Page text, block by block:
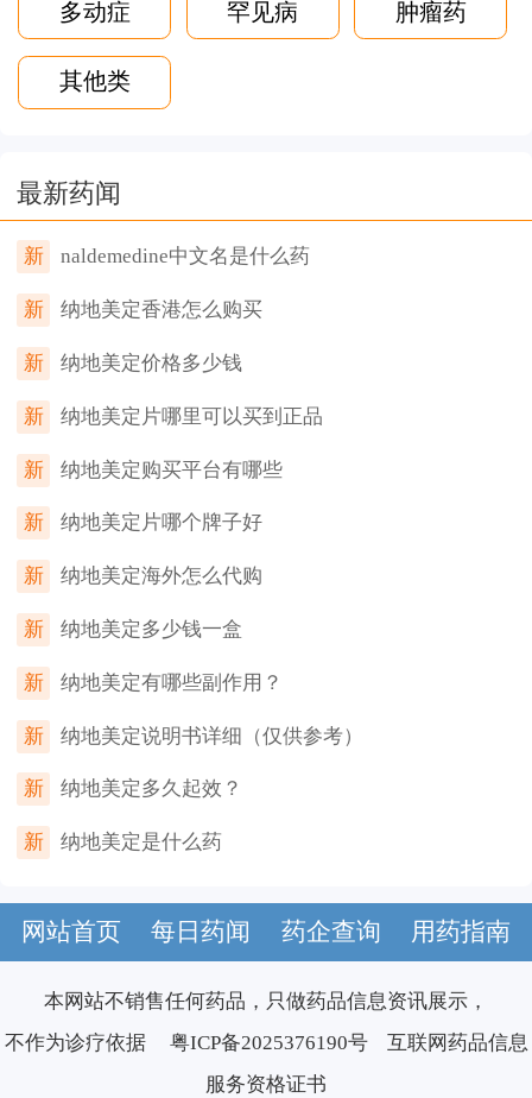
多动症 罕见病 肿瘤药
其他类
最新药闻
新 naldemedine中文名是什么药
新 纳地美定香港怎么购买
新 纳地美定价格多少钱
新 纳地美定片哪里可以买到正品
新 纳地美定购买平台有哪些
新 纳地美定片哪个牌子好
新 纳地美定海外怎么代购
新 纳地美定多少钱一盒
新 纳地美定有哪些副作用？
新 纳地美定说明书详细（仅供参考）
新 纳地美定多久起效？
新 纳地美定是什么药
网站首页 每日药闻 药企查询 用药指南
本网站不销售任何药品，只做药品信息资讯展示，
不作为诊疗依据 粤ICP备2025376190号
互联网药品信息
服务资格证书